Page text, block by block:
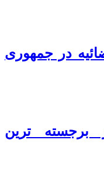
در جمهوری
برجسته ترین